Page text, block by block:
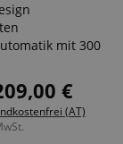
mit 300
Kopfhörer
€
(AT)